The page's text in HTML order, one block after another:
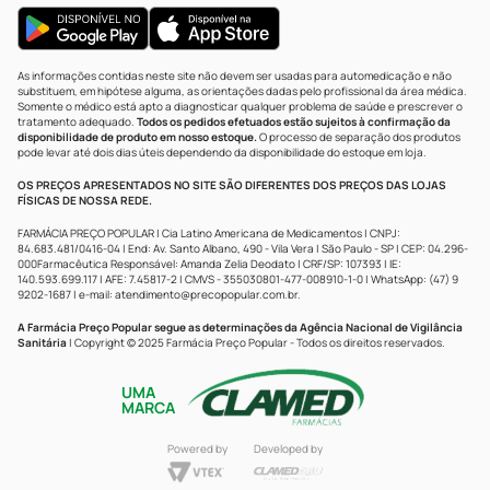
As informações contidas neste site não devem ser usadas para automedicação e não
substituem, em hipótese alguma, as orientações dadas pelo profissional da área médica.
Somente o médico está apto a diagnosticar qualquer problema de saúde e prescrever o
tratamento adequado. Todos os pedidos efetuados estão sujeitos à confirmação da
disponibilidade de produto em nosso estoque.O processo de separação dos produtos
pode levar até dois dias úteis dependendo da disponibilidade do estoque em loja.
OS PREÇOS APRESENTADOS NO SITE SÃO DIFERENTES DOS PREÇOS DAS LOJAS
FÍSICAS DE NOSSA REDE.
FARMÁCIA PREÇO POPULAR | Cia Latino Americana de Medicamentos | CNPJ:
84.683.481/0416-04 | End: Av. Santo Albano, 490 - Vila Vera | São Paulo - SP | CEP: 04.296-
000Farmacêutica Responsável: Amanda Zelia Deodato | CRF/SP: 107393 | IE:
140.593.699.117 | AFE: 7.45817-2 | CMVS - 355030801-477-008910-1-0 | WhatsApp: (47) 9
9202-1687 | e-mail: atendimento@precopopular.com.br.
A Farmácia Preço Popular segue as determinações da Agência Nacional de Vigilância
Sanitária | Copyright © 2025 Farmácia Preço Popular - Todos os direitos reservados.
UMA
MARCA
Powered by Developed by